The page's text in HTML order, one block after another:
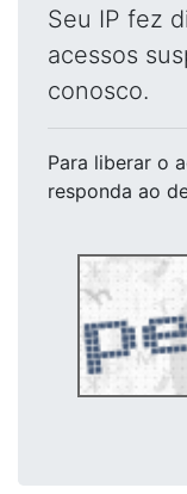
Seu IP fez
acessos
conosco.
Para liberar o
responda ao